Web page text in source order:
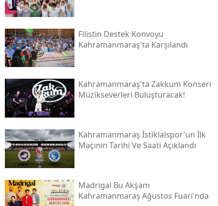
Filistin Destek Konvoyu
Kahramanmaraş'ta Karşılandı
Kahramanmaraş'ta Zakkum Konseri
Müzikseverleri Buluşturacak!
Kahramanmaraş İstiklalspor'un İlk
Maçının Tarihi Ve Saati Açıklandı
Madrigal Bu Akşam
Kahramanmaraş Ağustos Fuarı'nda